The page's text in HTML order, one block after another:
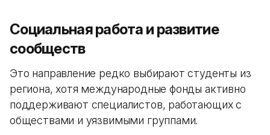
Социальная работа и развитие
сообществ
Это направление редко выбирают студенты из
региона, хотя международные фонды активно
поддерживают специалистов, работающих с
обществами и уязвимыми группами.